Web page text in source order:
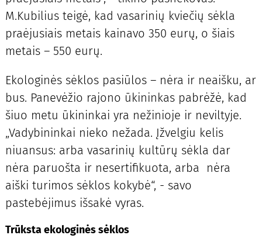
M.Kubilius teigė, kad vasarinių kviečių sėkla
praėjusiais metais kainavo 350 eurų, o šiais
metais – 550 eurų.
Ekologinės sėklos pasiūlos – nėra ir neaišku, ar
bus. Panevėžio rajono ūkininkas pabrėžė, kad
šiuo metu ūkininkai yra nežinioje ir neviltyje.
„Vadybininkai nieko nežada. Įžvelgiu kelis
niuansus: arba vasarinių kultūrų sėkla dar
nėra paruošta ir nesertifikuota, arba nėra
aiški turimos sėklos kokybė“, - savo
pastebėjimus išsakė vyras.
Trūksta ekologinės sėklos